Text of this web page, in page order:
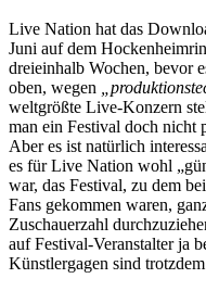
Live Nation hat das
Juni auf dem
dreieinhalb Wochen, bevor
oben, wegen
weltgrößte Live-Konzern
man ein Festival doch nicht
Aber es ist natürlich
es für Live Nation wohl
war, das Festival, zu dem
Fans gekommen waren,
Zuschauerzahl
auf Festival-Veranstalter ja
Künstlergagen sind